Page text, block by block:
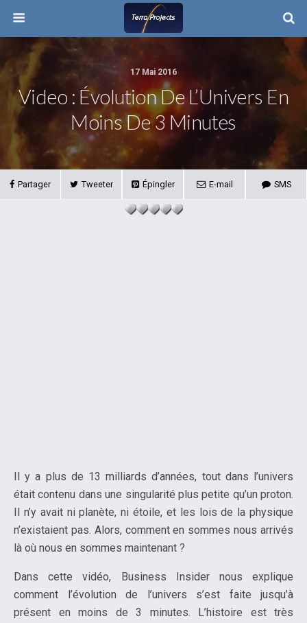
17 Mai 2016
Video : Évolution De L’Univers En
Moins De 3 Minutes
Partager Tweeter Épingler E-mail SMS
Il y a plus de 13 milliards d’années, tout dans l’univers
était contenu dans une singularité plus petite qu’un proton.
Il n’y avait ni planète, ni étoile, et les lois de la physique
n’existaient pas. Alors, comment en sommes nous arrivés
là où nous en sommes maintenant ?
Dans cette vidéo, Business Insider nous explique
comment l’évolution de l’univers s’est faite jusqu’à
présent en moins de 3 minutes. L’histoire est très